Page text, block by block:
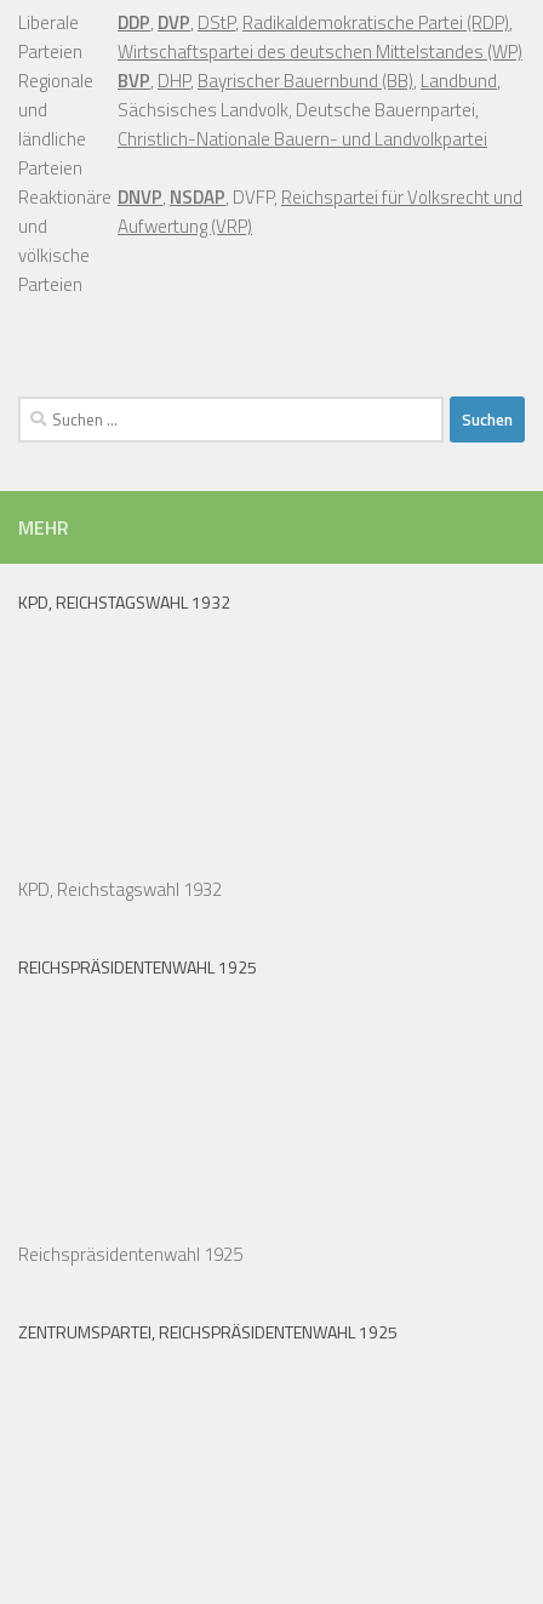
Liberale
Parteien
DDP, DVP, DStP, Radikaldemokratische Partei (RDP),
Wirtschaftspartei des deutschen Mittelstandes (WP)
Regionale
und
ländliche
Parteien
BVP, DHP, Bayrischer Bauernbund (BB), Landbund,
Sächsisches Landvolk, Deutsche Bauernpartei,
Christlich-Nationale Bauern- und Landvolkpartei
Reaktionäre
und
völkische
Parteien
DNVP, NSDAP, DVFP, Reichspartei für Volksrecht und
Aufwertung (VRP)
Suchen
nach:
MEHR
KPD, REICHSTAGSWAHL 1932
KPD, Reichstagswahl 1932
REICHSPRÄSIDENTENWAHL 1925
Reichspräsidentenwahl 1925
ZENTRUMSPARTEI, REICHSPRÄSIDENTENWAHL 1925